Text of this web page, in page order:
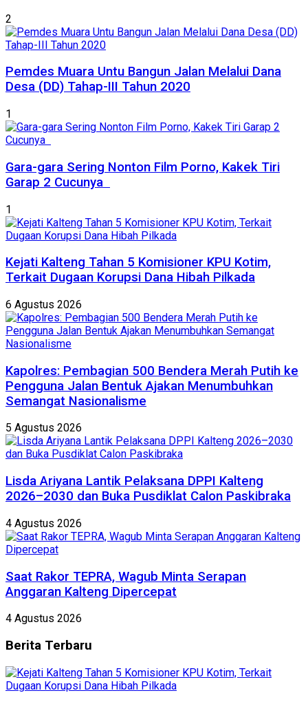
2
Pemdes Muara Untu Bangun Jalan Melalui Dana
Desa (DD) Tahap-III Tahun 2020
1
Gara-gara Sering Nonton Film Porno, Kakek Tiri
Garap 2 Cucunya
1
Kejati Kalteng Tahan 5 Komisioner KPU Kotim,
Terkait Dugaan Korupsi Dana Hibah Pilkada
6 Agustus 2026
Kapolres: Pembagian 500 Bendera Merah Putih ke
Pengguna Jalan Bentuk Ajakan Menumbuhkan
Semangat Nasionalisme
5 Agustus 2026
Lisda Ariyana Lantik Pelaksana DPPI Kalteng
2026–2030 dan Buka Pusdiklat Calon Paskibraka
4 Agustus 2026
Saat Rakor TEPRA, Wagub Minta Serapan
Anggaran Kalteng Dipercepat
4 Agustus 2026
Berita Terbaru